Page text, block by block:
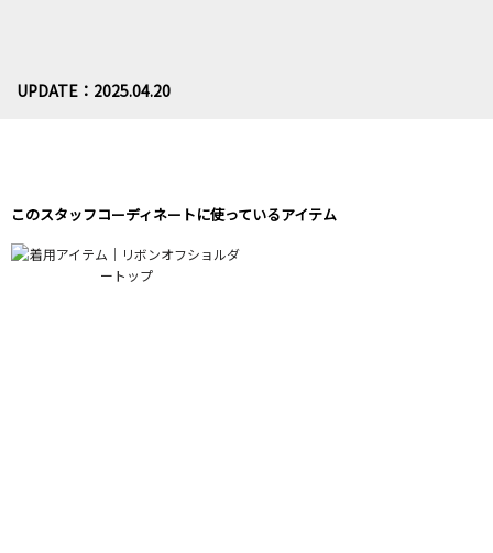
UPDATE：2025.04.20
このスタッフコーディネートに使っているアイテム